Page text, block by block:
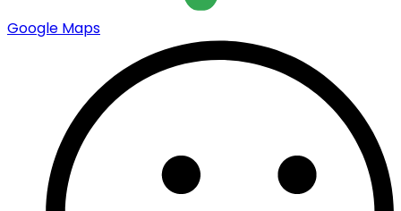
Google Maps